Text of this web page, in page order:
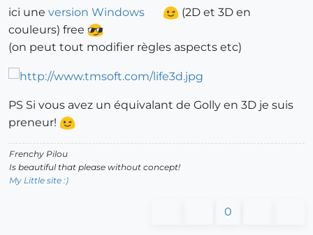
ici une version Windows
(2D et 3D en
couleurs) free
(on peut tout modifier règles aspects etc)
PS Si vous avez un équivalant de Golly en 3D je suis
preneur!
Frenchy Pilou
Is beautiful that please without concept!
My Little site :)
0